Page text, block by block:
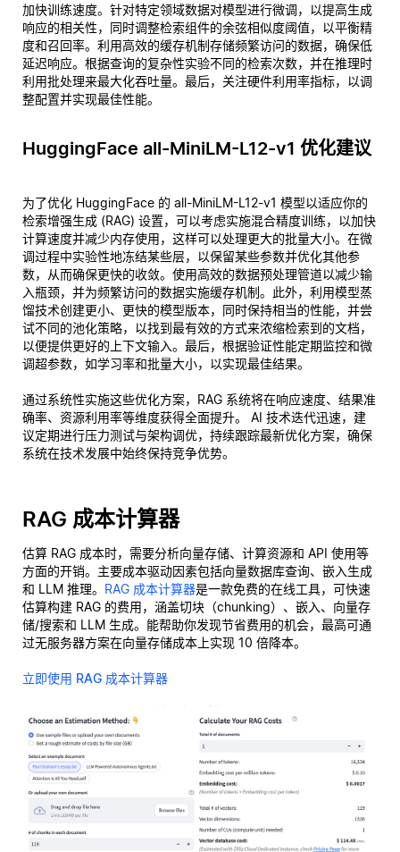
加快训练速度。针对特定领域数据对模型进行微调，以提高生成
响应的相关性，同时调整检索组件的余弦相似度阈值，以平衡精
度和召回率。利用高效的缓存机制存储频繁访问的数据，确保低
延迟响应。根据查询的复杂性实验不同的检索次数，并在推理时
利用批处理来最大化吞吐量。最后，关注硬件利用率指标，以调
整配置并实现最佳性能。
HuggingFace all-MiniLM-L12-v1 优化建议
为了优化 HuggingFace 的 all-MiniLM-L12-v1 模型以适应你的
检索增强生成 (RAG) 设置，可以考虑实施混合精度训练，以加快
计算速度并减少内存使用，这样可以处理更大的批量大小。在微
调过程中实验性地冻结某些层，以保留某些参数并优化其他参
数，从而确保更快的收敛。使用高效的数据预处理管道以减少输
入瓶颈，并为频繁访问的数据实施缓存机制。此外，利用模型蒸
馏技术创建更小、更快的模型版本，同时保持相当的性能，并尝
试不同的池化策略，以找到最有效的方式来浓缩检索到的文档，
以便提供更好的上下文输入。最后，根据验证性能定期监控和微
调超参数，如学习率和批量大小，以实现最佳结果。
通过系统性实施这些优化方案，RAG 系统将在响应速度、结果准
确率、资源利用率等维度获得全面提升。 AI 技术迭代迅速，建
议定期进行压力测试与架构调优，持续跟踪最新优化方案，确保
系统在技术发展中始终保持竞争优势。
RAG 成本计算器
估算 RAG 成本时，需要分析向量存储、计算资源和 API 使用等
方面的开销。主要成本驱动因素包括向量数据库查询、嵌入生成
和 LLM 推理。 RAG 成本计算器是一款免费的在线工具，可快速
估算构建 RAG 的费用，涵盖切块（chunking）、嵌入、向量存
储/搜索和 LLM 生成。能帮助你发现节省费用的机会，最高可通
过无服务器方案在向量存储成本上实现 10 倍降本。
立即使用 RAG 成本计算器